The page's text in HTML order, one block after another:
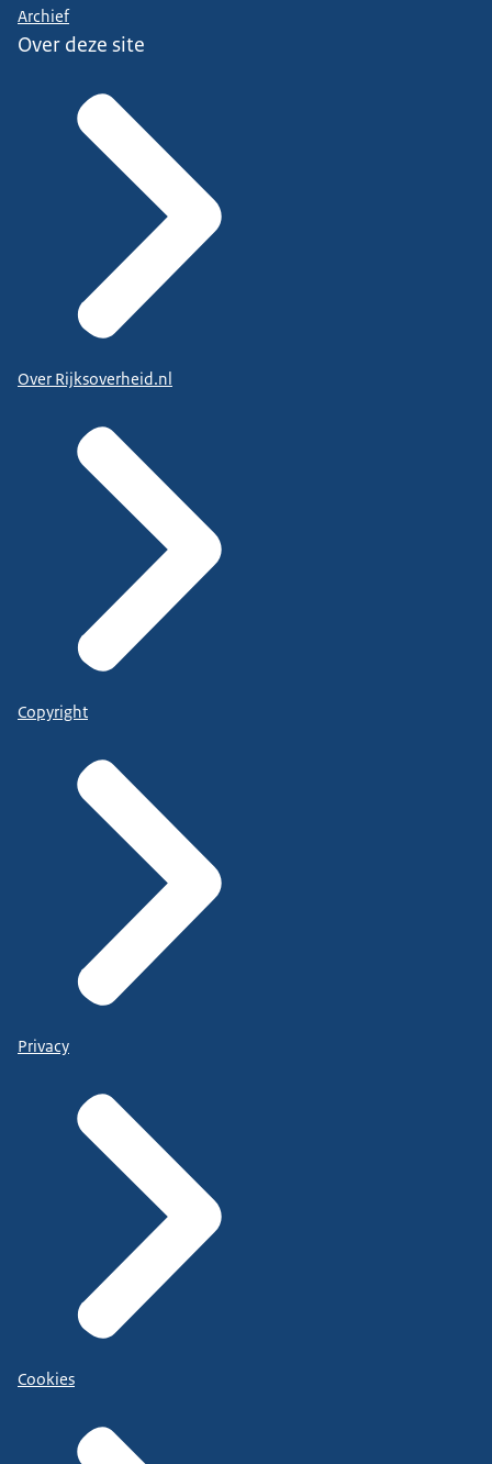
Archief
Over deze site
Over Rijksoverheid.nl
Copyright
Privacy
Cookies